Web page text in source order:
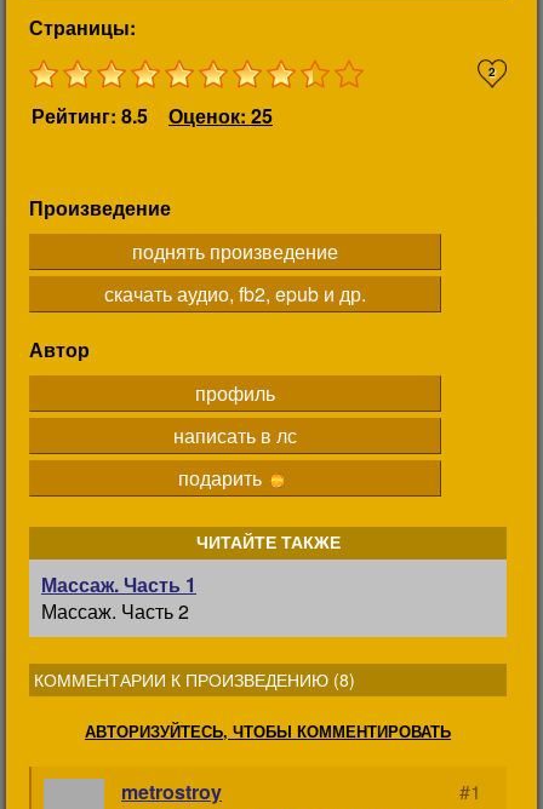
Страницы:
2
Рейтинг: 8.5 Оценок: 25
Произведение
поднять произведение
скачать аудио, fb2, epub и др.
Автор
профиль
написать в лс
подарить
ЧИТАЙТЕ ТАКЖЕ
Массаж. Часть 1
Массаж. Часть 2
КОММЕНТАРИИ К ПРОИЗВЕДЕНИЮ (8)
АВТОРИЗУЙТЕСЬ, ЧТОБЫ КОММЕНТИРОВАТЬ
metrostroy
#1